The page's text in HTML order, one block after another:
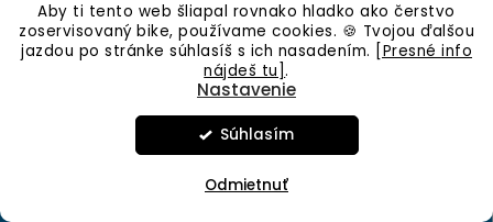
Aby ti tento web šliapal rovnako hladko ako čerstvo
zoservisovaný bike, používame cookies. 🍪 Tvojou ďalšou
jazdou po stránke súhlasíš s ich nasadením. [Presné info
nájdeš tu].
Nastavenie
Odmietnuť
Súhlasím
Vytvoril Shoptet
nastavenie cookies